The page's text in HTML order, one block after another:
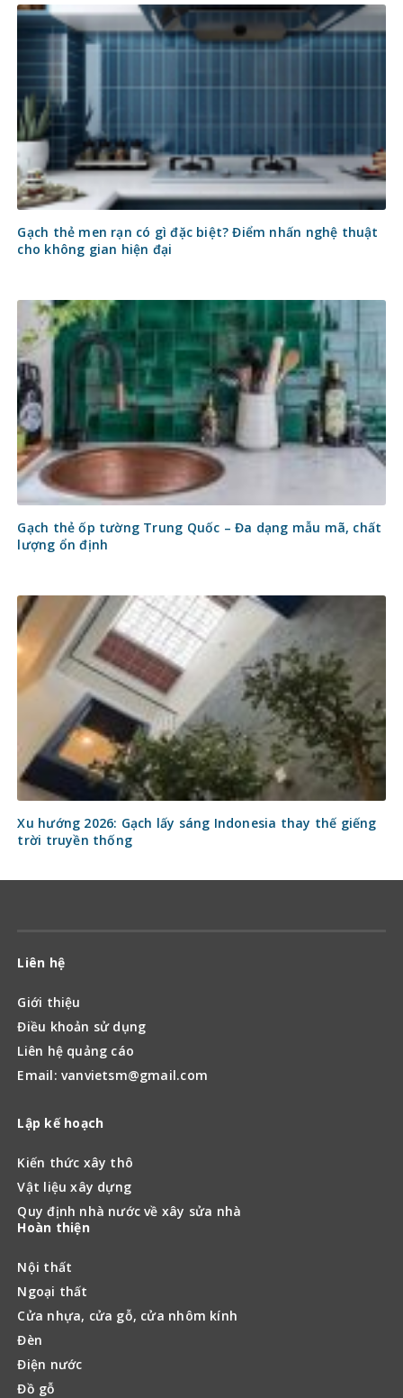
Gạch thẻ men rạn có gì đặc biệt? Điểm nhấn nghệ thuật
cho không gian hiện đại
Gạch thẻ ốp tường Trung Quốc – Đa dạng mẫu mã, chất
lượng ổn định
Xu hướng 2026: Gạch lấy sáng Indonesia thay thế giếng
trời truyền thống
Liên hệ
Giới thiệu
Điều khoản sử dụng
Liên hệ quảng cáo
Email: vanvietsm@gmail.com
Lập kế hoạch
Kiến thức xây thô
Vật liệu xây dựng
Quy định nhà nước về xây sửa nhà
Hoàn thiện
Nội thất
Ngoại thất
Cửa nhựa, cửa gỗ, cửa nhôm kính
Đèn
Điện nước
Đồ gỗ